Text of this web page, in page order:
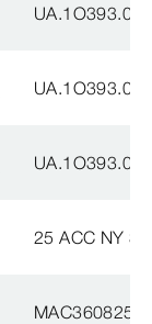
25 ACC NY